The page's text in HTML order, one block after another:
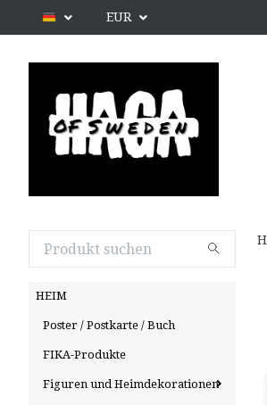
EUR
HEIM
Poster / Postkarte / Buch
FIKA-Produkte
Figuren und Heimdekorationen